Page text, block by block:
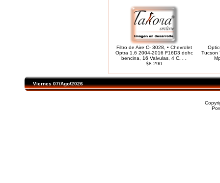
Filtro de Aire C- 3028, • Chevrolet
Optra 1.6 2004-2016 F16D3 dohc
bencina, 16 Valvulas, 4 C
$8.290
Tucson
Viernes 07/Ago/2026